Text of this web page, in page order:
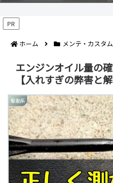
PR
ホーム メンテ・カスタム
エンジンオイル量の
【入れすぎの弊害と
駆動系